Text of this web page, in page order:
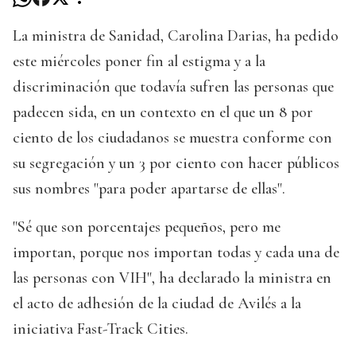
La ministra de Sanidad, Carolina Darias, ha pedido
este miércoles poner fin al estigma y a la
discriminación que todavía sufren las personas que
padecen sida, en un contexto en el que un 8 por
ciento de los ciudadanos se muestra conforme con
su segregación y un 3 por ciento con hacer públicos
sus nombres "para poder apartarse de ellas".
"Sé que son porcentajes pequeños, pero me
importan, porque nos importan todas y cada una de
las personas con VIH", ha declarado la ministra en
el acto de adhesión de la ciudad de Avilés a la
iniciativa Fast-Track Cities.